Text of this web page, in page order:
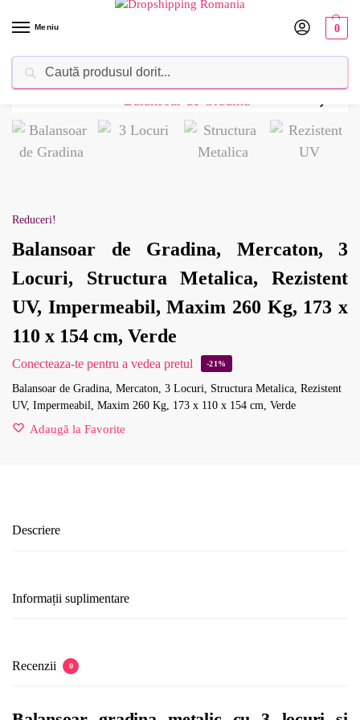
Meniu 0
Dropshipping Romania⚡ Furnizorul tău de produse
Reduceri!
Balansoar de Gradina, Mercaton, 3
Locuri, Structura Metalica, Rezistent
UV, Impermeabil, Maxim 260 Kg, 173 x
110 x 154 cm, Verde
Conecteaza-te pentru a vedea pretul -21%
Balansoar de Gradina, Mercaton, 3 Locuri, Structura Metalica, Rezistent
UV, Impermeabil, Maxim 260 Kg, 173 x 110 x 154 cm, Verde
Adaugă la Favorite
Descriere
Informații suplimentare
Recenzii 0